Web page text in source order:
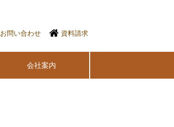
お問い合わせ 資料請求
会社案内